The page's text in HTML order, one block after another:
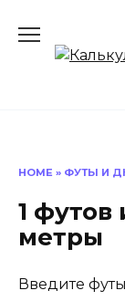
содержанию
HOME » ФУТЫ И
1 футов
метры
Введите футы